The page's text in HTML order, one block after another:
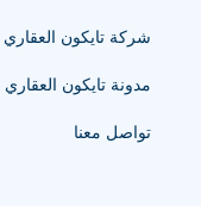
شركة تايكون
مدونة تايكون العقاري
تواصل معنا